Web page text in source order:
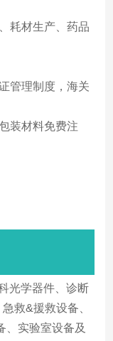
耗材生产、药品
管理制度，海关
装材料免费注
光学器件、诊断
救&援救设备、
、实验室设备及